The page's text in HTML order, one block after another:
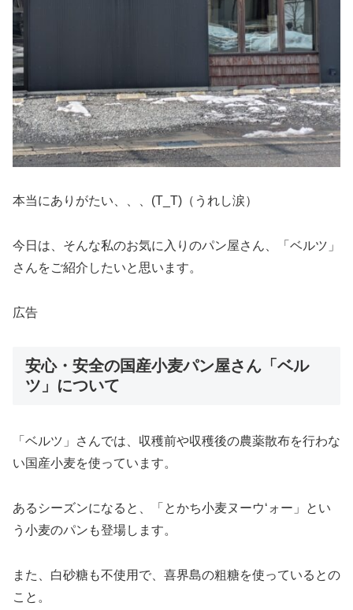
本当にありがたい、、、(T_T)（うれし涙）
今日は、そんな私のお気に入りのパン屋さん、「ベルツ」
さんをご紹介したいと思います。
広告
安心・安全の国産小麦パン屋さん「ベル
ツ」について
「ベルツ」さんでは、収穫前や収穫後の農薬散布を行わな
い国産小麦を使っています。
あるシーズンになると、「とかち小麦ヌーウ‘ォー」とい
う小麦のパンも登場します。
また、白砂糖も不使用で、喜界島の粗糖を使っているとの
こと。